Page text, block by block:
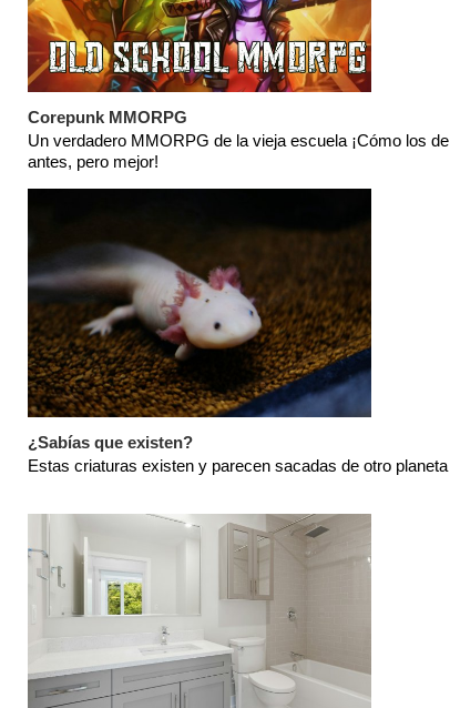
Corepunk MMORPG
Un verdadero MMORPG de la vieja escuela ¡Cómo los de
antes, pero mejor!
¿Sabías que existen?
Estas criaturas existen y parecen sacadas de otro planeta